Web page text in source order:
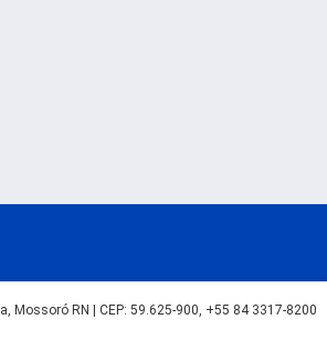
Mossoró RN | CEP: 59.625-900, +55 84 3317-8200